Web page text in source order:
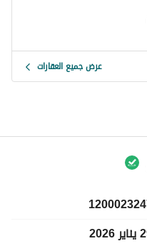
عرض جميع العقارات